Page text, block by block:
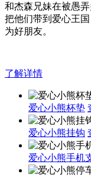
和杰森兄妹在被愚弄
把他们带到爱心王
为好朋友。
了解详情
爱心小熊杯垫
爱心小熊挂钩
爱心小熊手机